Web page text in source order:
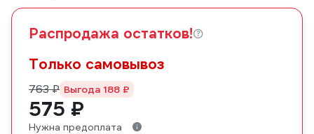
Распродажа остатков!
Только самовывоз
763 ₽ Выгода 188 ₽
575 ₽
Нужна предоплата